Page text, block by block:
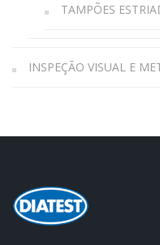
TAMPÕES
INSPEÇÃO VISUAL E